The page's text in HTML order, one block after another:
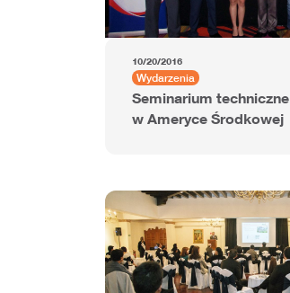
10/20/2016
Wydarzenia
Seminarium techniczne
w Ameryce Środkowej